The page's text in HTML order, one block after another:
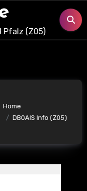
Pfalz (Z05)
Home
DB0AIS Info (Z05)